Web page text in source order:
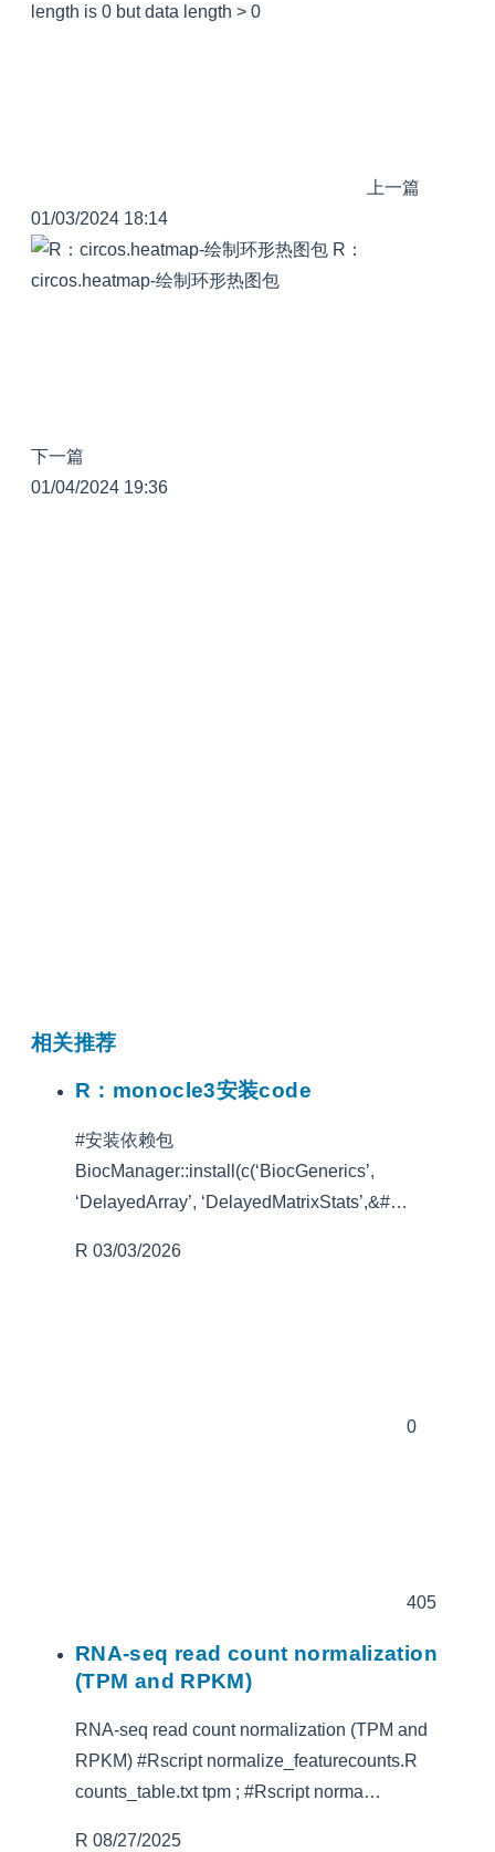
length is 0 but data length > 0
上一篇
01/03/2024 18:14
R：
circos.heatmap-绘制环形热图包
下一篇
01/04/2024 19:36
相关推荐
R：monocle3安装code
#安装依赖包
BiocManager::install(c(‘BiocGenerics’,
‘DelayedArray’, ‘DelayedMatrixStats’,&#…
R 03/03/2026
0
405
RNA-seq read count normalization
(TPM and RPKM)
RNA-seq read count normalization (TPM and
RPKM) #Rscript normalize_featurecounts.R
counts_table.txt tpm ; #Rscript norma…
R 08/27/2025